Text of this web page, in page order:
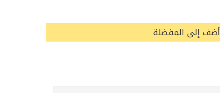
أضف إلى المفضلة